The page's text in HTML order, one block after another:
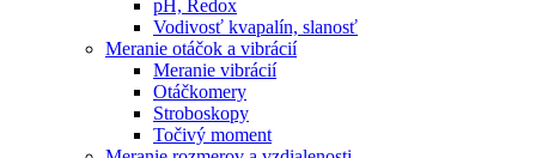
pH, Redox
Vodivosť kvapalín, slanosť
Meranie otáčok a vibrácií
Meranie vibrácií
Otáčkomery
Stroboskopy
Točivý moment